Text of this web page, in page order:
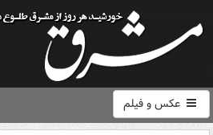
عکس و فیلم